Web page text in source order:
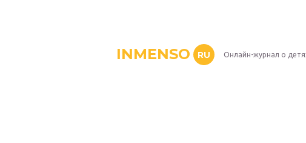
INMENSO RU Онлайн-журнал о